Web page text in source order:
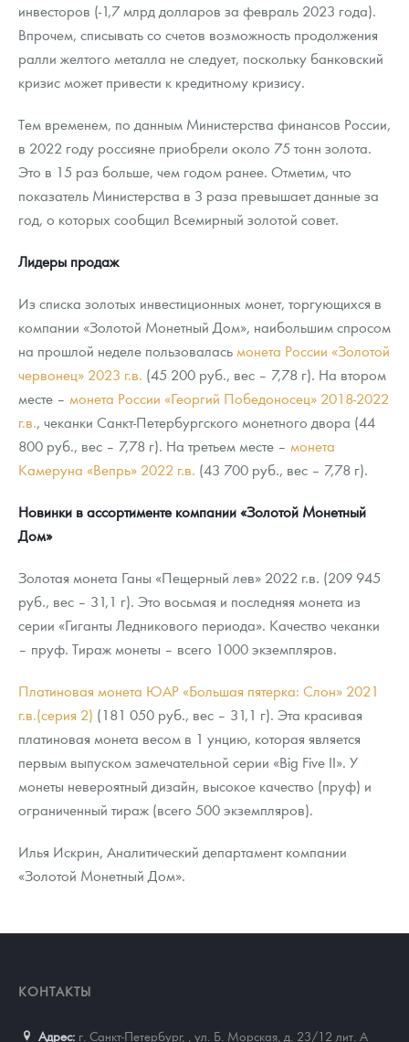
инвесторов (-1,7 млрд долларов за февраль 2023 года).
Впрочем, списывать со счетов возможность продолжения
ралли желтого металла не следует, поскольку банковский
кризис может привести к кредитному кризису.
Тем временем, по данным Министерства финансов России,
в 2022 году россияне приобрели около 75 тонн золота.
Это в 15 раз больше, чем годом ранее. Отметим, что
показатель Министерства в 3 раза превышает данные за
год, о которых сообщил Всемирный золотой совет.
Лидеры продаж
Из списка золотых инвестиционных монет, торгующихся в
компании «Золотой Монетный Дом», наибольшим спросом
на прошлой неделе пользоваласьмонета России «Золотой
червонец» 2023 г.в. (45 200 руб., вес – 7,78 г). На втором
месте – монета России «Георгий Победоносец» 2018-2022
г.в., чеканки Санкт-Петербургского монетного двора (44
800 руб., вес – 7,78 г). На третьем месте – монета
Камеруна «Вепрь» 2022 г.в. (43 700 руб., вес – 7,78 г).
Новинки в ассортименте компании «Золотой Монетный
Дом»
Золотая монета Ганы «Пещерный лев» 2022 г.в. (209 945
руб., вес – 31,1 г). Это восьмая и последняя монета из
серии «Гиганты Ледникового периода». Качество чеканки
– пруф. Тираж монеты – всего 1000 экземпляров.
Платиновая монета ЮАР «Большая пятерка: Слон» 2021
г.в.(серия 2) (181 050 руб., вес – 31,1 г). Эта красивая
платиновая монета весом в 1 унцию, которая является
первым выпуском замечательной серии «Big Five II». У
монеты невероятный дизайн, высокое качество (пруф) и
ограниченный тираж (всего 500 экземпляров).
Илья Искрин, Аналитический департамент компании
«Золотой Монетный Дом».
КОНТАКТЫ
Адрес: г. Санкт-Петербург, ул. Б. Морская, д. 23/12 лит. А